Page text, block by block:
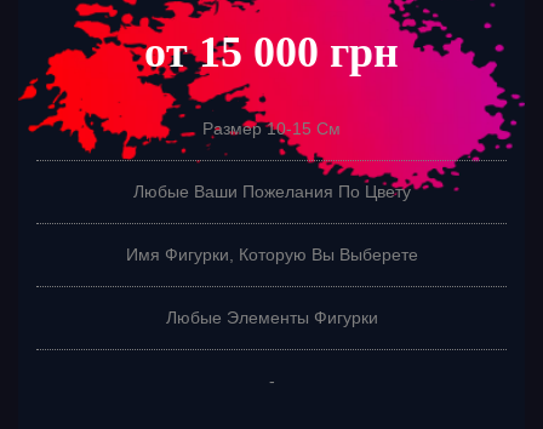
от 15 000 грн
Размер 10-15 См
Любые Ваши Пожелания По Цвету
Имя Фигурки, Которую Вы Выберете
Любые Элементы Фигурки
-